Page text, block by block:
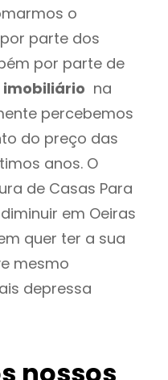
o
parte dos
por parte de
imobiliário na
percebemos
do preço das
anos. O
de Casas Para
em Oeiras
quer ter a sua
mesmo
depressa